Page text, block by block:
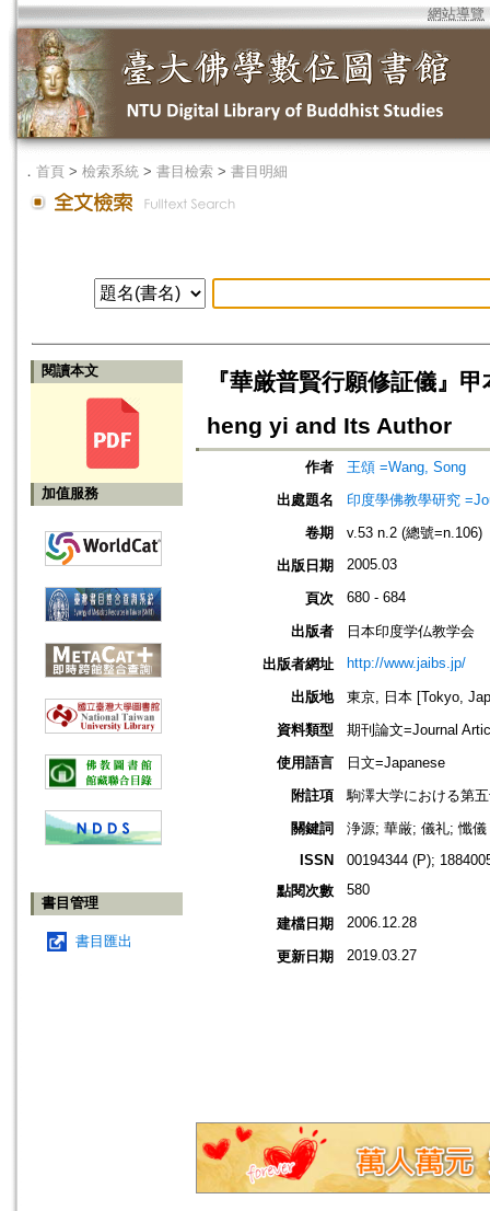
網站導覽
． 首頁 > 檢索系統 > 書目檢索 > 書目明細
閱讀本文
加值服務
書目管理
書目匯出
『華厳普賢行願修証儀
heng yi and Its Author
作者
王頌 =Wang, Song
出處題名
印度學佛教學研究
卷期
v.53 n.2 (總號=n.106)
出版日期
2005.03
頁次 680 - 684
出版者
日本印度学仏教学会
出版者網址
http://www.jaibs.jp/
出版地
東京, 日本 [Tokyo,
資料類型
期刊論文=Journal
使用語言
日文=Japanese
附註項
駒澤大学における第
關鍵詞
浄源; 華厳; 儀礼; 懺儀
ISSN
00194344 (P);
點閱次數
580
建檔日期 2006.12.28
更新日期 2019.03.27